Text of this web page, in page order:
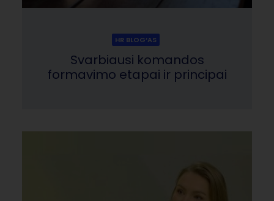
HR BLOG‘AS
Svarbiausi komandos
formavimo etapai ir principai